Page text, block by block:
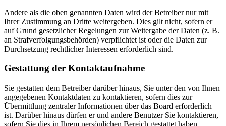
Andere als die oben genannten Daten wird der Betreiber nur mit
Ihrer Zustimmung an Dritte weitergeben. Dies gilt nicht, sofern er
auf Grund gesetzlicher Regelungen zur Weitergabe der Daten (z. B.
an Strafverfolgungsbehörden) verpflichtet ist oder die Daten zur
Durchsetzung rechtlicher Interessen erforderlich sind.
Gestattung der Kontaktaufnahme
Sie gestatten dem Betreiber darüber hinaus, Sie unter den von Ihnen
angegebenen Kontaktdaten zu kontaktieren, sofern dies zur
Übermittlung zentraler Informationen über das Board erforderlich
ist. Darüber hinaus dürfen er und andere Benutzer Sie kontaktieren,
sofern Sie dies in Ihrem persönlichen Bereich gestattet haben.